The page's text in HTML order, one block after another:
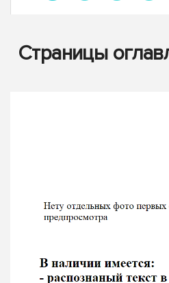
Страницы